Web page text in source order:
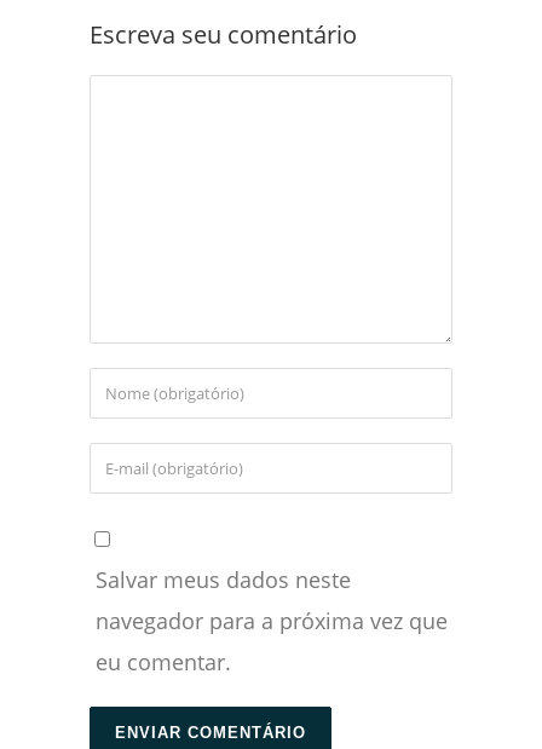
Escreva seu comentário
Salvar meus dados neste
navegador para a próxima vez que
eu comentar.